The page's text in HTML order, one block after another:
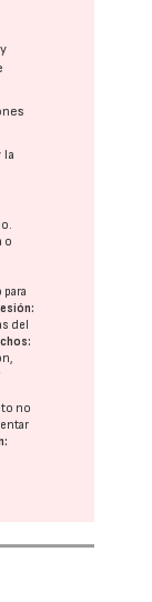
la
o
del
no